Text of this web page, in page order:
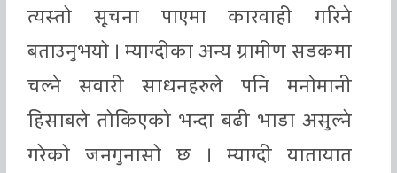
त्यस्तो सूचना पाएमा कारवाही गरिने
बताउनुभयो । म्याग्दीका अन्य ग्रामीण सडकमा
चल्ने सवारी साधनहरुले पनि मनोमानी
हिसाबले तोकिएको भन्दा बढी भाडा असुल्ने
गरेको जनगुनासो छ । म्याग्दी यातायात